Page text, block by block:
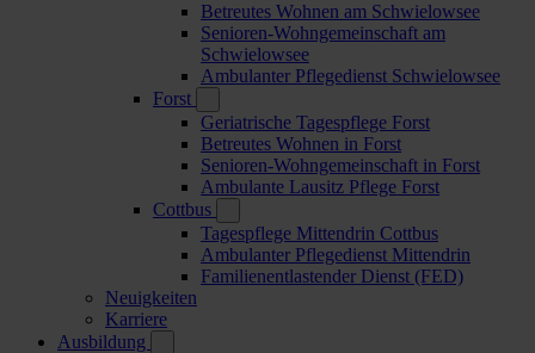
Betreutes Wohnen am Schwielowsee
Senioren-Wohngemeinschaft am
Schwielowsee
Ambulanter Pflegedienst Schwielowsee
Forst
Geriatrische Tagespflege Forst
Betreutes Wohnen in Forst
Senioren-Wohngemeinschaft in Forst
Ambulante Lausitz Pflege Forst
Cottbus
Tagespflege Mittendrin Cottbus
Ambulanter Pflegedienst Mittendrin
Familienentlastender Dienst (FED)
Neuigkeiten
Karriere
Ausbildung